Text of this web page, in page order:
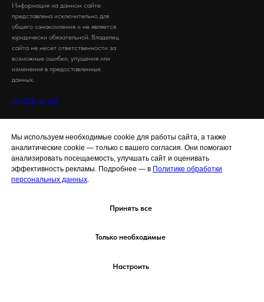
Информация на данном сайте
представлена исключительно для
общего ознакомления и не является
юридически обязательной. Владелец
сайта не несет ответственности за
возможные ошибки, упущения или
изменения в предоставленных
данных.
EN 中文 العربية
Продать бизнес
Продать производство
Продать коммерческую
Все объекты
Купить коммерческую недвижимость
Купить крупный бизнес от 30 млн
Мы используем необходимые cookie для работы сайта, а также
аналитические cookie — только с вашего согласия. Они помогают
анализировать посещаемость, улучшать сайт и оценивать
эффективность рекламы. Подробнее — в Политике обработки
персональных данных
Принять все
Только необходимые
Настроить